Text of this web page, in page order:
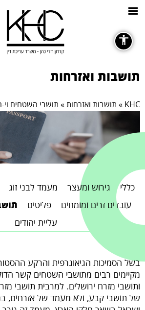
כללי
גופנים
remove_circle_outline
Decrease font
קישורים
תושבות ואזרחות
KHC
» תושבות ואזרחות» תושבי השטחים
כללי גירוש ומעצר מעמד לבני זוג
עובדים זרים ומומחים
פליטים
עליית יהודים
בשל הסמיכות הגיאוגרפית והרקע
מקיימים רבים מתושבי השטחים קשר
ותושבי מזרח ירושלים. למרבית תושבי
של תושבי קבע, ולא מעמד של אזרחים,